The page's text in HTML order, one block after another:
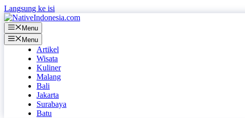
Langsung ke isi
Menu
Menu
Artikel
Wisata
Kuliner
Malang
Bali
Jakarta
Surabaya
Batu